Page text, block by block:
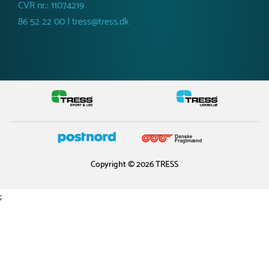
CVR nr.: 11074219
86 52 22 00 | tress@tress.dk
Copyright © 2026 TRESS
;